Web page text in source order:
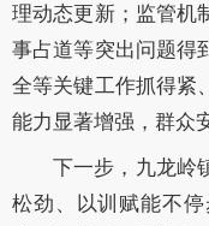
理动态更新；监管机
事占道等突出问题得
全等关键工作抓得紧
能力显著增强，群众
下一步，九龙岭
松劲、以训赋能不